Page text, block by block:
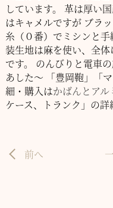
しています。
革は厚い
はキャメルですがブラッ
糸（０番）でミシンと手
装生地は麻を使い、全
です。
のんびりと電車
あした～ 「豊岡鞄」「
細・購入はかばんとア
ケース、トランク」の詳
前へ